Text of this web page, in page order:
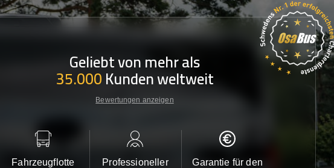
Geliebt von mehr als
35.000Kunden weltweit
Bewertungen anzeigen
Fahrzeugflotte
Professioneller
Garantie für den